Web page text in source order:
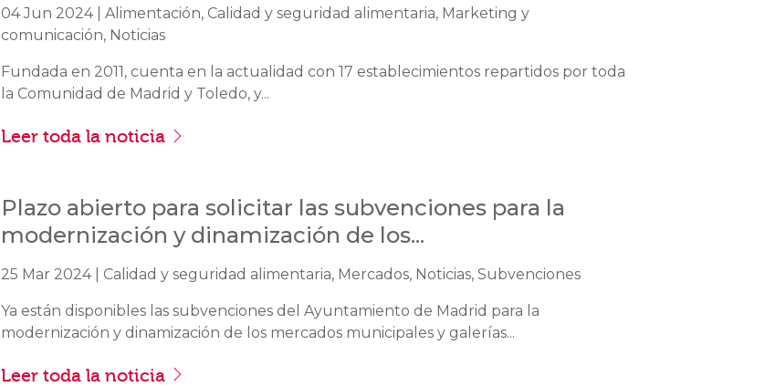
04 Jun 2024 | Alimentación, Calidad y seguridad alimentaria, Marketing y
comunicación, Noticias
Fundada en 2011, cuenta en la actualidad con 17 establecimientos repartidos por toda
la Comunidad de Madrid y Toledo, y...
Leer toda la noticia
Plazo abierto para solicitar las subvenciones para la
modernización y dinamización de los...
25 Mar 2024 | Calidad y seguridad alimentaria, Mercados, Noticias, Subvenciones
Ya están disponibles las subvenciones del Ayuntamiento de Madrid para la
modernización y dinamización de los mercados municipales y galerías...
Leer toda la noticia